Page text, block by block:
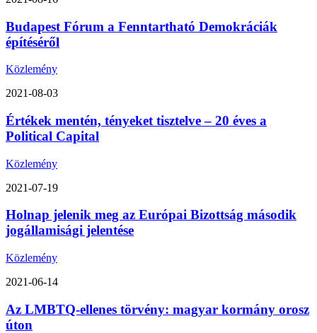
Budapest Fórum a Fenntartható Demokráciák
építéséről
Közlemény
2021-08-03
Értékek mentén, tényeket tisztelve – 20 éves a
Political Capital
Közlemény
2021-07-19
Holnap jelenik meg az Európai Bizottság második
jogállamisági jelentése
Közlemény
2021-06-14
Az LMBTQ-ellenes törvény: magyar kormány orosz
úton